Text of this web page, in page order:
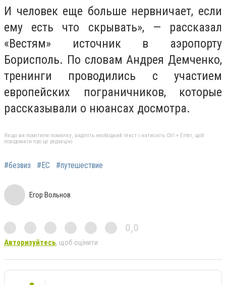
И человек еще больше нервничает, если
ему есть что скрывать», — рассказал
«Вестям» источник в аэропорту
Борисполь. По словам Андрея Демченко,
тренинги проводились с участием
европейских пограничников, которые
рассказывали о нюансах досмотра.
Якщо ви помітили помилку, виділіть необхідний текст і натисніть Ctrl + Enter, щоб
повідомити про це редакцію
#безвиз #ЕС #путешествие
Егор Вольнов
0,0
Авторизуйтесь, щоб оцінити